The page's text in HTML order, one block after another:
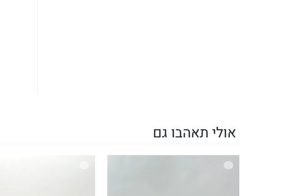
אולי תאהבו גם